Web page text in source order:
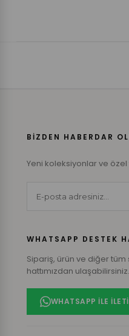
BİZDEN HABERDAR
Yeni koleksiyonlar ve özel
WHATSAPP DESTEK
Sipariş, ürün ve diğer tüm
hattımızdan ulaşabilirsiniz.
WHATSAPP ILE